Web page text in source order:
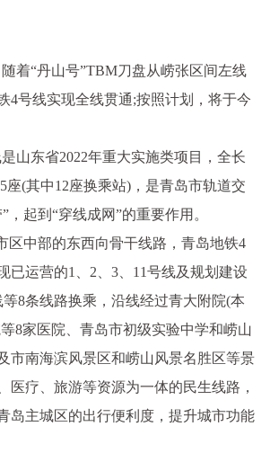
着“丹山号”TBM刀盘从崂张区间左线
4号线实现全线贯通;按照计划，将于今
山东省2022年重大实施类项目，全长
座(其中12座换乘站)，是青岛市轨道交
，起到“穿线成网”的重要作用。
区中部的东西向骨干线路，青岛地铁4
已运营的1、2、3、11号线及规划建设
等8条线路换乘，沿线经过青大附院(本
8家医院、青岛市初级实验中学和崂山
市南海滨风景区和崂山风景名胜区等景
医疗、旅游等资源为一体的民生线路，
岛主城区的出行便利度，提升城市功能